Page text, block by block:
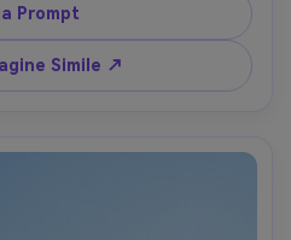
sfondo compresso, vibe
texture realistica della pelle
--ar 4:5
Prompt
Simile ↗